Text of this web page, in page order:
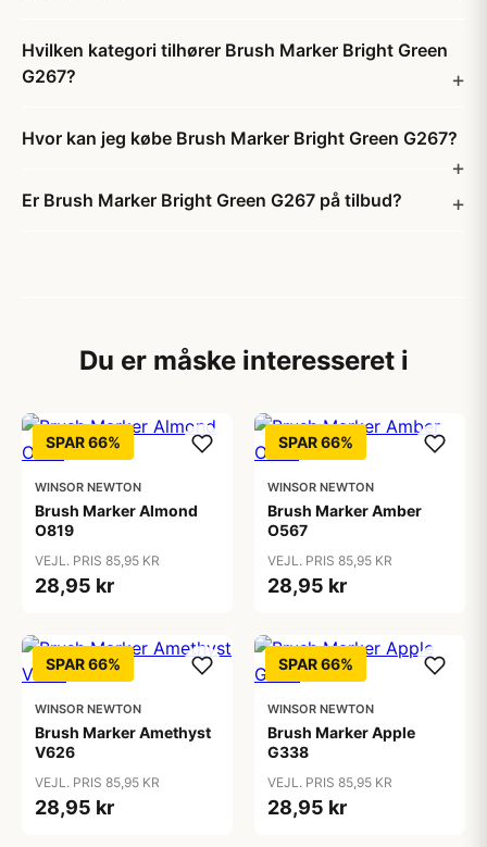
Hvilken kategori tilhører Brush Marker Bright Green
G267?
Hvor kan jeg købe Brush Marker Bright Green G267?
Er Brush Marker Bright Green G267 på tilbud?
Du er måske interesseret i
SPAR 66%
WINSOR NEWTON
Brush Marker Almond
O819
VEJL. PRIS 85,95 KR
28,95 kr
SPAR 66%
WINSOR NEWTON
Brush Marker Amber
O567
VEJL. PRIS 85,95 KR
28,95 kr
SPAR 66%
WINSOR NEWTON
Brush Marker Amethyst
V626
VEJL. PRIS 85,95 KR
28,95 kr
SPAR 66%
WINSOR NEWTON
Brush Marker Apple
G338
VEJL. PRIS 85,95 KR
28,95 kr